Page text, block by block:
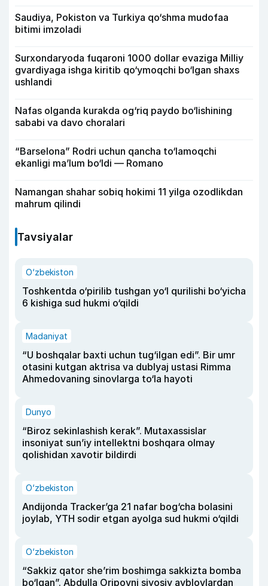
Saudiya, Pokiston va Turkiya qo‘shma mudofaa
bitimi imzoladi
Surxondaryoda fuqaroni 1000 dollar evaziga Milliy
gvardiyaga ishga kiritib qo‘ymoqchi bo‘lgan shaxs
ushlandi
Nafas olganda kurakda og‘riq paydo bo‘lishining
sababi va davo choralari
“Barselona” Rodri uchun qancha to‘lamoqchi
ekanligi ma’lum bo‘ldi — Romano
Namangan shahar sobiq hokimi 11 yilga ozodlikdan
mahrum qilindi
Tavsiyalar
O‘zbekiston
Toshkentda o‘pirilib tushgan yo‘l qurilishi bo‘yicha
6 kishiga sud hukmi o‘qildi
Madaniyat
“U boshqalar baxti uchun tug‘ilgan edi”. Bir umr
otasini kutgan aktrisa va dublyaj ustasi Rimma
Ahmedovaning sinovlarga to‘la hayoti
Dunyo
“Biroz sekinlashish kerak”. Mutaxassislar
insoniyat sun’iy intellektni boshqara olmay
qolishidan xavotir bildirdi
O‘zbekiston
Andijonda Tracker’ga 21 nafar bog‘cha bolasini
joylab, YTH sodir etgan ayolga sud hukmi o‘qildi
O‘zbekiston
“Sakkiz qator she’rim boshimga sakkizta bomba
bo‘lgan”. Abdulla Oripovni siyosiy ayblovlardan